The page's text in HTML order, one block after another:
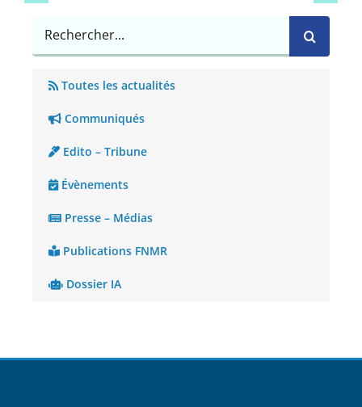
Rechercher
Toutes les actualités
Communiqués
Edito – Tribune
Évènements
Presse – Médias
Publications FNMR
Dossier IA